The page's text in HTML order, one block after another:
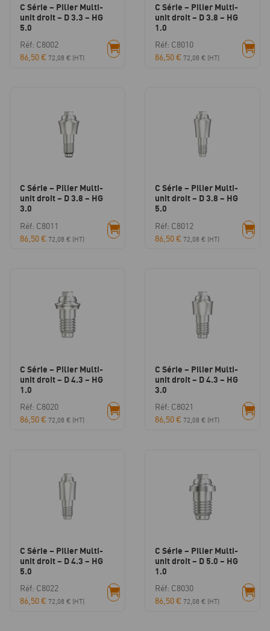
C Série – Pilier Multi-
unit droit – D 3.3 – HG
5.0
Réf: C8002
86,50€ 72,08 € (HT)
C Série – Pilier Multi-
unit droit – D 3.8 – HG
1.0
Réf: C8010
86,50€ 72,08 € (HT)
C Série – Pilier Multi-
unit droit – D 3.8 – HG
3.0
Réf: C8011
86,50€ 72,08 € (HT)
C Série – Pilier Multi-
unit droit – D 3.8 – HG
5.0
Réf: C8012
86,50€ 72,08 € (HT)
C Série – Pilier Multi-
unit droit – D 4.3 – HG
1.0
Réf: C8020
86,50€ 72,08 € (HT)
C Série – Pilier Multi-
unit droit – D 4.3 – HG
3.0
Réf: C8021
86,50€ 72,08 € (HT)
C Série – Pilier Multi-
unit droit – D 4.3 – HG
5.0
Réf: C8022
86,50€ 72,08 € (HT)
C Série – Pilier Multi-
unit droit – D 5.0 – HG
1.0
Réf: C8030
86,50€ 72,08 € (HT)